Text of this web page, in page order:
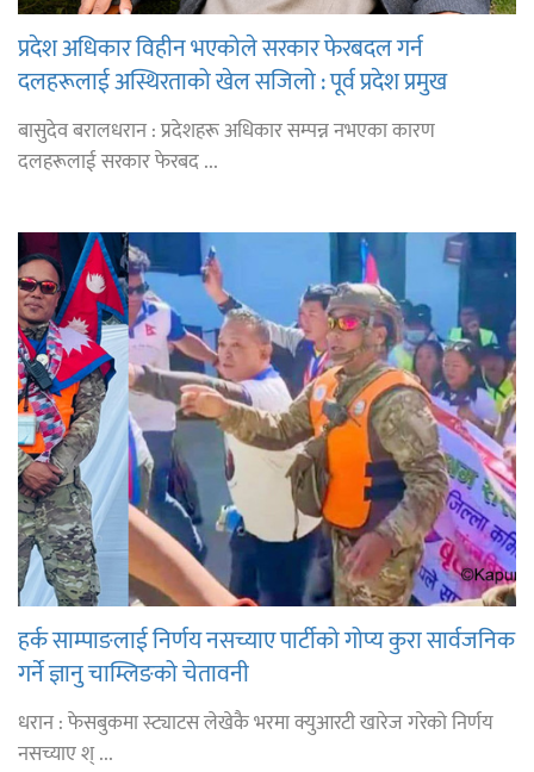
प्रदेश अधिकार विहीन भएकोले सरकार फेरबदल गर्न
दलहरूलाई अस्थिरताको खेल सजिलो : पूर्व प्रदेश प्रमुख
तुम्बाहाङ
बासुदेव बरालधरान : प्रदेशहरू अधिकार सम्पन्न नभएका कारण
दलहरूलाई सरकार फेरबद ...
हर्क साम्पाङलाई निर्णय नसच्याए पार्टीको गोप्य कुरा सार्वजनिक
गर्ने ज्ञानु चाम्लिङको चेतावनी
धरान : फेसबुकमा स्ट्याटस लेखेकै भरमा क्युआरटी खारेज गरेको निर्णय
नसच्याए श् ...